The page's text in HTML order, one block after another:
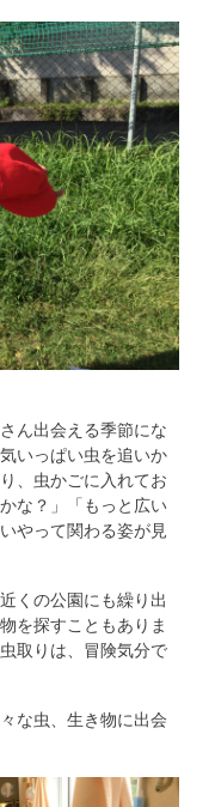
ん出会える季節にな
いっぱい虫を追いか
、虫かごに入れてお
な？」「もっと広い
やって関わる姿が見
くの公園にも繰り出
を探すこともありま
取りは、冒険気分で
な虫、生き物に出会